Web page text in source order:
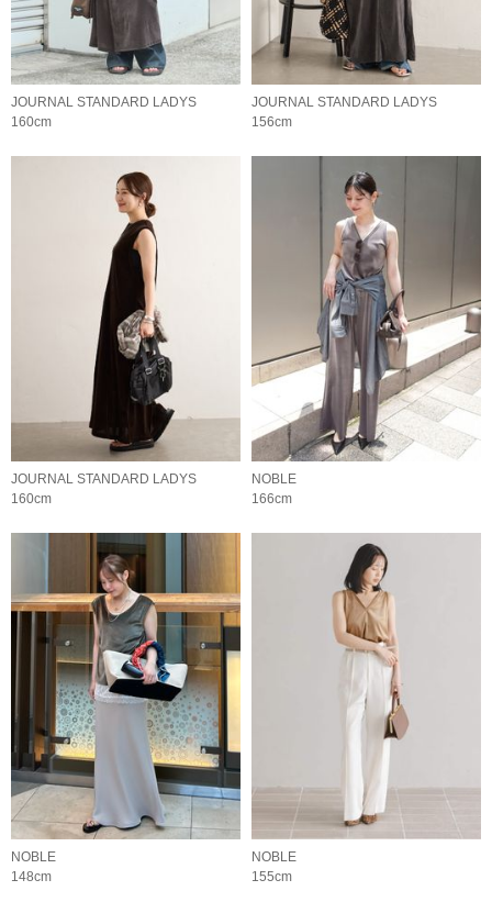
JOURNAL STANDARD LADYS
160cm
JOURNAL STANDARD LADYS
156cm
JOURNAL STANDARD LADYS
160cm
NOBLE
166cm
NOBLE
148cm
NOBLE
155cm